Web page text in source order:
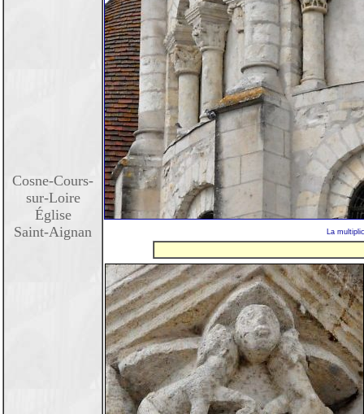
Cosne-Cours-
sur-Loire
Église
Saint-Aignan
La